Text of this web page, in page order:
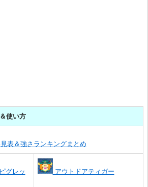
使い方
表＆強さランキングまとめ
グレッ
アウトドアティガー